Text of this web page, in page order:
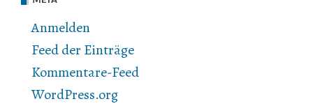
Anmelden
Feed der Einträge
Kommentare-Feed
WordPress.org